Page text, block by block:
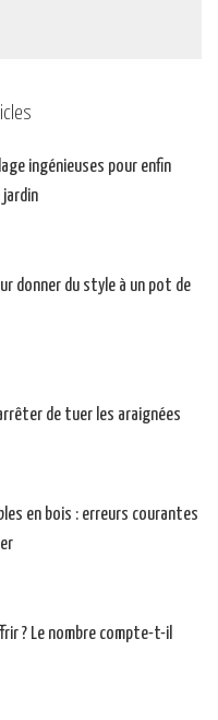
ingénieuses pour enfin
donner du style à un pot de
de tuer les araignées
en bois : erreurs courantes
? Le nombre compte-t-il